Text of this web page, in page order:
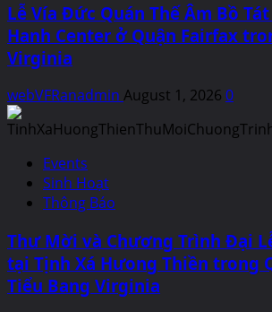
Lễ Vía Đức Quán Thế Âm Bồ
Hanh Center ở Quận Fairfax
Virginia
webVFRanadmin August 1, 2026 0
Events
Sinh Hoạt
Thông Báo
Thư Mời và Chương Trình Đại
tại Tịnh Xá Hưong Thiền trong
Tiểu Bang Virginia